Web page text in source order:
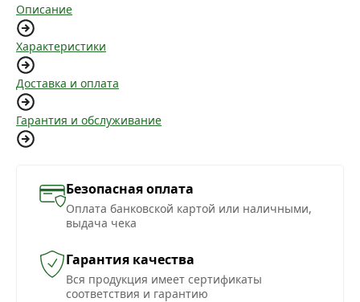
Описание
Характеристики
Доставка и оплата
Гарантия и обслуживание
Безопасная оплата
Оплата банковской картой или наличными,
выдача чека
Гарантия качества
Вся продукция имеет сертификаты
соответствия и гарантию